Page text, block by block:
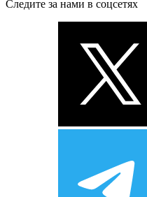
Следите за нами в соцсетях